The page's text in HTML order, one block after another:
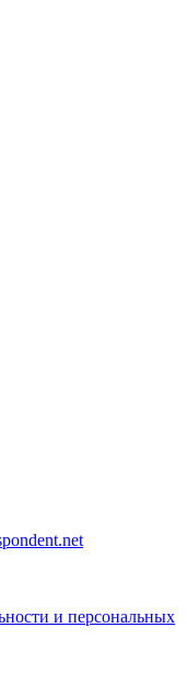
и персональных